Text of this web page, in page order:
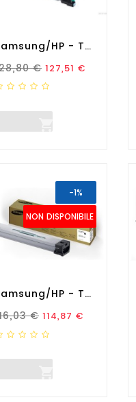
Samsung/HP - Toner...
Standard
€ Prezzo
127,51 €
NON DISPONIBILE
-1%
Samsung/HP - Toner...
Standard
€ Prezzo
114,87 €